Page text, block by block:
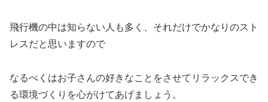
飛行機の中は知らない人も多く、それだけでかなりのスト
レスだと思いますので
なるべくはお子さんの好きなことをさせてリラックスでき
る環境づくりを心がけてあげましょう。